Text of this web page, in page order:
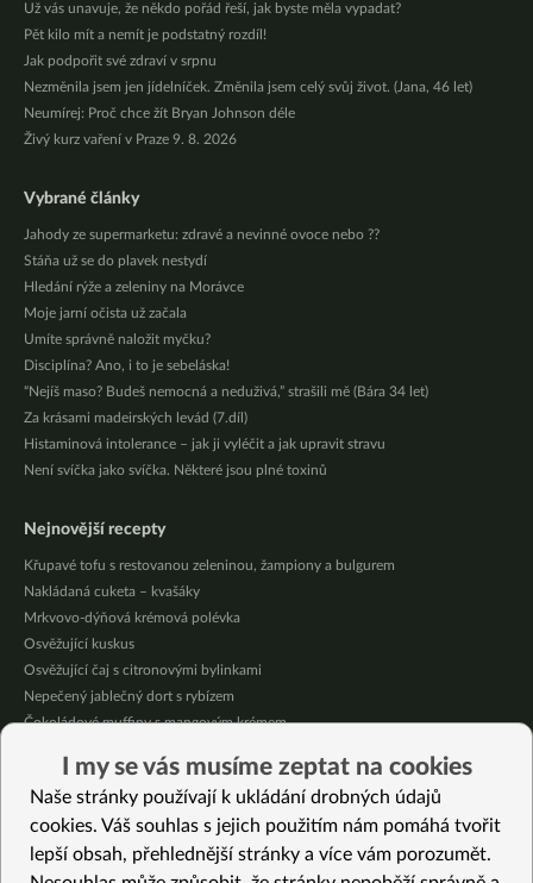
Už vás unavuje, že někdo pořád řeší, jak byste měla vypadat?
Pět kilo mít a nemít je podstatný rozdíl!
Jak podpořit své zdraví v srpnu
Nezměnila jsem jen jídelníček. Změnila jsem celý svůj život. (Jana, 46 let)
Neumírej: Proč chce žít Bryan Johnson déle
Živý kurz vaření v Praze 9. 8. 2026
Vybrané články
Jahody ze supermarketu: zdravé a nevinné ovoce nebo ??
Stáňa už se do plavek nestydí
Hledání rýže a zeleniny na Morávce
Moje jarní očista už začala
Umíte správně naložit myčku?
Disciplína? Ano, i to je sebeláska!
“Nejíš maso? Budeš nemocná a neduživá,” strašili mě (Bára 34 let)
Za krásami madeirských levád (7.díl)
Histaminová intolerance – jak ji vyléčit a jak upravit stravu
Není svíčka jako svíčka. Některé jsou plné toxinů
Nejnovější recepty
Křupavé tofu s restovanou zeleninou, žampiony a bulgurem
Nakládaná cuketa – kvašáky
Mrkvovo-dýňová krémová polévka
Osvěžující kuskus
Osvěžující čaj s citronovými bylinkami
Nepečený jablečný dort s rybízem
Čokoládové muffiny s mangovým krémem
Krémová zeleninová polévka s koprem a vločkami
Celozrnná rýže basmati se zeleninou
Vybrané recepty
I my se vás musíme zeptat na cookies
Naše stránky používají k ukládání drobných údajů
cookies. Váš souhlas s jejich použitím nám pomáhá tvořit
lepší obsah, přehlednější stránky a více vám porozumět.